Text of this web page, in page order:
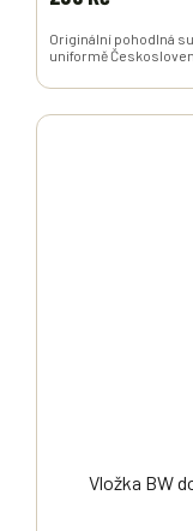
Originální pohodlná
uniformě
Vložka BW